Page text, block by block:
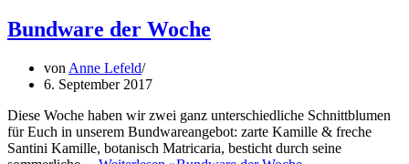
Bundware der Woche
von Anne Lefeld
6. September 2017
Diese Woche haben wir zwei ganz unterschiedliche Schnittblumen
für Euch in unserem Bundwareangebot: zarte Kamille & freche
Santini Kamille, botanisch Matricaria, besticht durch seine